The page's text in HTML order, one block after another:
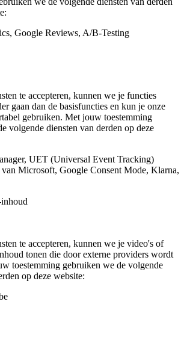
Google Reviews, A/B-Testing
te accepteren, kunnen we je functies
gaan dan de basisfuncties en kun je onze
gebruiken. Met jouw toestemming
volgende diensten van derden op deze
UET (Universal Event Tracking)
Microsoft, Google Consent Mode, Klarna,
te accepteren, kunnen we je video's of
tonen die door externe providers wordt
toestemming gebruiken we de volgende
op deze website: